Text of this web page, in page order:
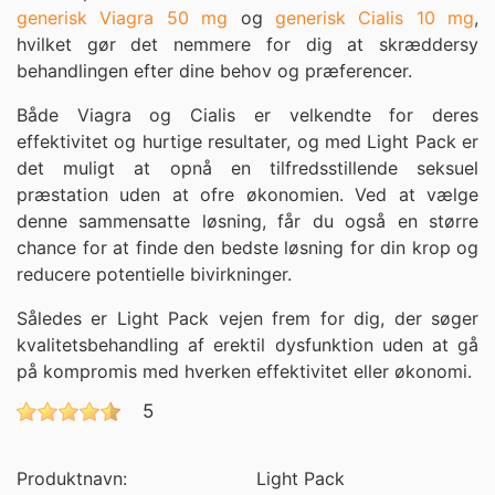
generisk Viagra 50 mg og generisk Cialis 10 mg,
hvilket gør det nemmere for dig at skræddersy
behandlingen efter dine behov og præferencer.
Både Viagra og Cialis er velkendte for deres
effektivitet og hurtige resultater, og med Light Pack er
det muligt at opnå en tilfredsstillende seksuel
præstation uden at ofre økonomien. Ved at vælge
denne sammensatte løsning, får du også en større
chance for at finde den bedste løsning for din krop og
reducere potentielle bivirkninger.
Således er Light Pack vejen frem for dig, der søger
kvalitetsbehandling af erektil dysfunktion uden at gå
på kompromis med hverken effektivitet eller økonomi.
5
Produktnavn: Light Pack